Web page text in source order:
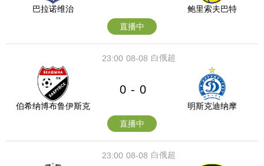
巴拉诺维治
鲍里索夫巴特
直播中
08-08
23:00 白俄超
伯希纳博布鲁伊斯克
0 - 0
明斯克迪纳摩
直播中
08-08
23:00 白俄超